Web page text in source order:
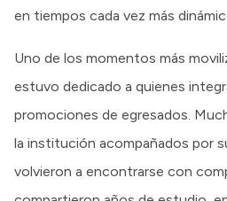
en tiempos cada vez más
Uno de los momentos más
estuvo dedicado a quienes
promociones de egresados.
la institución acompañados por
volvieron a encontrarse con